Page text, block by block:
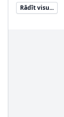
Rādīt visu...